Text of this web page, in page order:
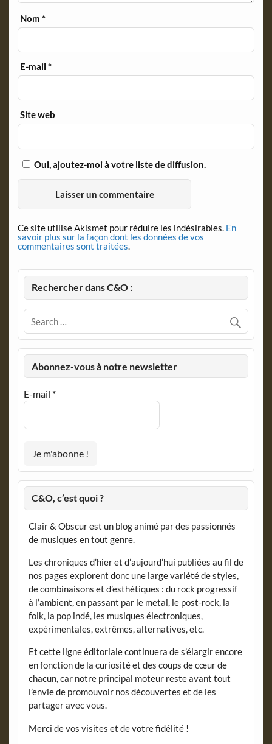
Nom*
E-mail*
Site web
Oui, ajoutez-moi à votre liste de diffusion.
Ce site utilise Akismet pour réduire les indésirables. En
savoir plus sur la façon dont les données de vos
commentaires sont traitées.
Rechercher dans C&O :
Abonnez-vous à notre newsletter
E-mail *
C&O, c’est quoi ?
Clair & Obscur est un blog animé par des passionnés
de musiques en tout genre.
Les chroniques d’hier et d’aujourd’hui publiées au fil de
nos pages explorent donc une large variété de styles,
de combinaisons et d’esthétiques : du rock progressif
à l’ambient, en passant par le metal, le post-rock, la
folk, la pop indé, les musiques électroniques,
expérimentales, extrêmes, alternatives, etc.
Et cette ligne éditoriale continuera de s’élargir encore
en fonction de la curiosité et des coups de cœur de
chacun, car notre principal moteur reste avant tout
l’envie de promouvoir nos découvertes et de les
partager avec vous.
Merci de vos visites et de votre fidélité !